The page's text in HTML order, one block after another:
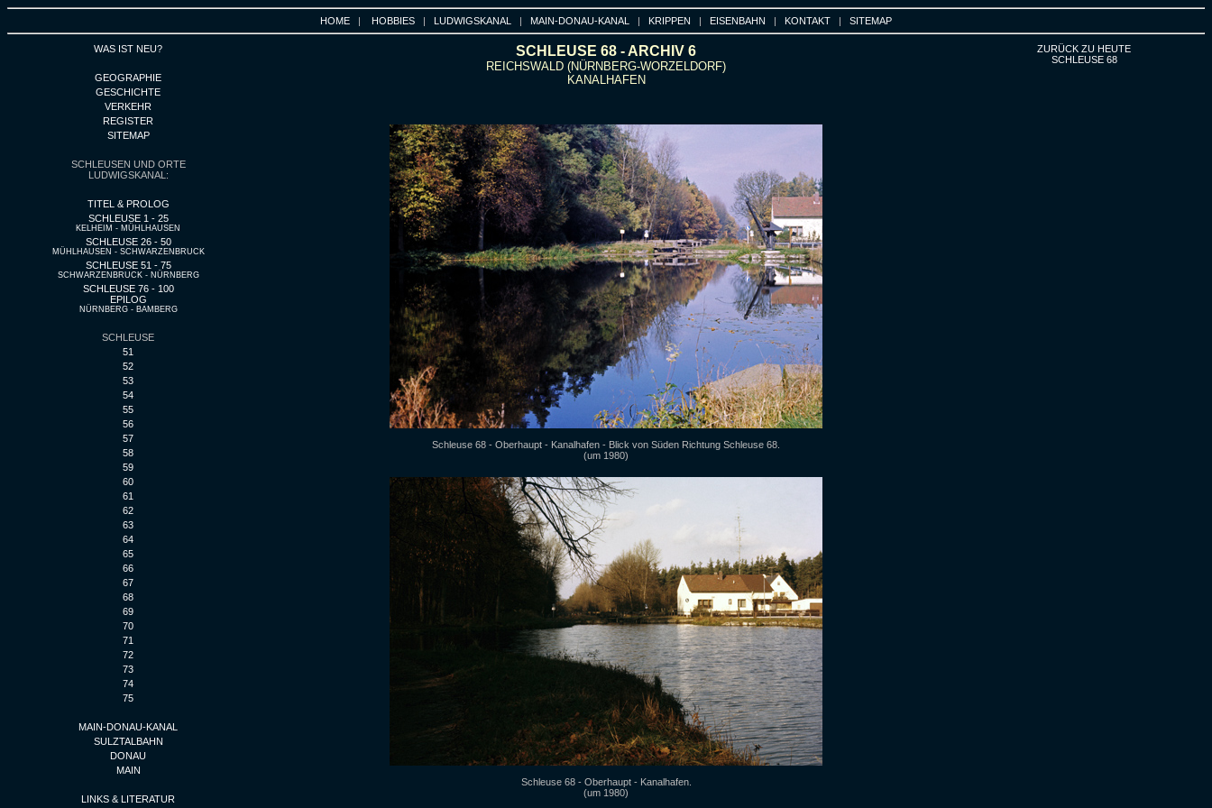
HOME | HOBBIES | LUDWIGSKANAL | MAIN-DONAU-KANAL | KRIPPEN | EISENBAHN | KONTAKT | SITEMAP
WAS IST NEU?
GEOGRAPHIE
GESCHICHTE
VERKEHR
REGISTER
SITEMAP
SCHLEUSEN UND ORTE
LUDWIGSKANAL:
TITEL & PROLOG
SCHLEUSE 1 - 25
KELHEIM - MÜHLHAUSEN
SCHLEUSE 26 - 50
MÜHLHAUSEN - SCHWARZENBRUCK
SCHLEUSE 51 - 75
SCHWARZENBRUCK - NÜRNBERG
SCHLEUSE 76 - 100
EPILOG
NÜRNBERG - BAMBERG
SCHLEUSE
51
52
53
54
55
56
57
58
59
60
61
62
63
64
65
66
67
68
69
70
71
72
73
74
75
MAIN-DONAU-KANAL
SULZTALBAHN
DONAU
MAIN
LINKS & LITERATUR
SCHLEUSE 68 - ARCHIV 6
REICHSWALD (NÜRNBERG-WORZELDORF)
KANALHAFEN
Schleuse 68 - Oberhaupt - Kanalhafen - Blick von Süden Richtung Schleuse 68.
(um 1980)
Schleuse 68 - Oberhaupt - Kanalhafen.
(um 1980)
ZURÜCK ZU HEUTE
SCHLEUSE 68